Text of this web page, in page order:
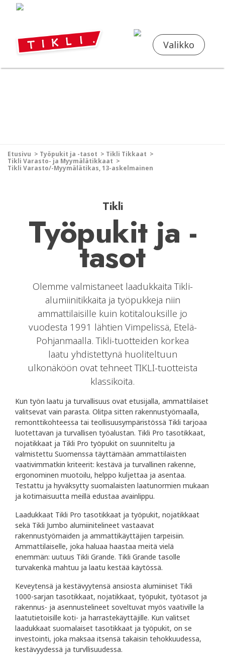
Valikko
Etusivu > Työpukit ja -tasot > Tikli Tikkaat >
Tikli Varasto- ja Myymälätikkaat >
Tikli Varasto/-Myymälätikas, 13-askelmainen
Tikli
Työpukit ja -
tasot
Olemme valmistaneet laadukkaita Tikli-
alumiinitikkaita ja työpukkeja niin
ammattilaisille kuin kotitalouksille jo
vuodesta 1991 lähtien Vimpelissä, Etelä-
Pohjanmaalla. Tikli-tuotteiden korkea
laatu yhdistettynä huoliteltuun
ulkonäköön ovat tehneet TIKLI-tuotteista
klassikoita.
Kun työn laatu ja turvallisuus ovat etusijalla, ammattilaiset
valitsevat vain parasta. Olitpa sitten rakennustyömaalla,
remonttikohteessa tai teollisuusympäristössä Tikli tarjoaa
luotettavan ja turvallisen työalustan. Tikli Pro tasotikkaat,
nojatikkaat ja Tikli Pro työpukit on suunniteltu ja
valmistettu Suomenssa täyttämään ammattilaisten
vaativimmatkin kriteerit: kestävä ja turvallinen rakenne,
ergonominen muotoilu, helppo kuljettaa ja asentaa.
Testattu ja hyväksytty suomalaisten laatunormien mukaan
ja kotimaisuutta meillä edustaa avainlippu.
Laadukkaat Tikli Pro tasotikkaat ja työpukit, nojatikkaat
sekä Tikli Jumbo alumiinitelineet vastaavat
rakennustyömaiden ja ammattikäyttäjien tarpeisiin.
Ammattilaiselle, joka haluaa haastaa meitä vielä
enemmän: uutuus Tikli Grande. Tikli Grande tasolle
turvakenkä mahtuu ja laatu kestää käytössä.
Keveytensä ja kestävyytensä ansiosta alumiiniset Tikli
1000-sarjan tasotikkaat, nojatikkaat, työpukit, työtasot ja
rakennus- ja asennustelineet soveltuvat myös vaativille la
laatutietoisille koti- ja harrastekäyttäjille. Kun valitset
laadukkaat suomalaiset tasotikkaat ja työpukit, on se
investointi, joka maksaa itsensä takaisin tehokkuudessa,
kestävyydessä ja turvllisuudessa.